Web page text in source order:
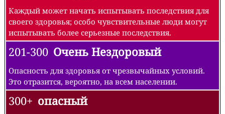
Каждый может начать испытывать последствия для
своего здоровья; особо чувствительные люди могут
испытывать более серьезные последствия.
201-300 Очень Нездоровый
Опасность для здоровья от чрезвычайных условий.
Это отразится, вероятно, на всем населении.
300+ опасный